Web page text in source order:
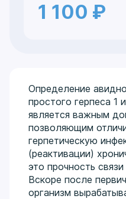
1 100 ₽
Определение
простого герпеса 1
является важным
позволяющим
герпетическую
(реактивации)
это прочность
Вскоре после
организм